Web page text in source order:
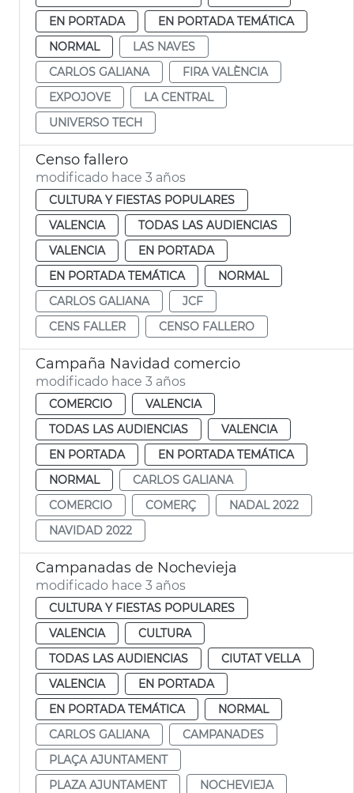
EN PORTADA
EN PORTADA TEMÁTICA
NORMAL
LAS NAVES
CARLOS GALIANA
FIRA VALÈNCIA
EXPOJOVE
LA CENTRAL
UNIVERSO TECH
Censo fallero
modificado hace 3 años
CULTURA Y FIESTAS POPULARES
VALENCIA
TODAS LAS AUDIENCIAS
VALENCIA
EN PORTADA
EN PORTADA TEMÁTICA
NORMAL
CARLOS GALIANA
JCF
CENS FALLER
CENSO FALLERO
Campaña Navidad comercio
modificado hace 3 años
COMERCIO
VALENCIA
TODAS LAS AUDIENCIAS
VALENCIA
EN PORTADA
EN PORTADA TEMÁTICA
NORMAL
CARLOS GALIANA
COMERCIO
COMERÇ
NADAL 2022
NAVIDAD 2022
Campanadas de Nochevieja
modificado hace 3 años
CULTURA Y FIESTAS POPULARES
VALENCIA
CULTURA
TODAS LAS AUDIENCIAS
CIUTAT VELLA
VALENCIA
EN PORTADA
EN PORTADA TEMÁTICA
NORMAL
CARLOS GALIANA
CAMPANADES
PLAÇA AJUNTAMENT
PLAZA AJUNTAMENT
NOCHEVIEJA